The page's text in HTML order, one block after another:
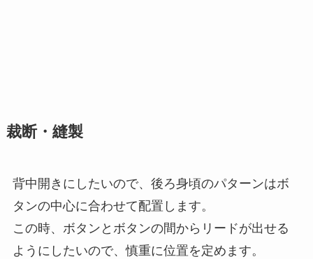
裁断・縫製
背中開きにしたいので、後ろ身頃のパターンはボ
タンの中心に合わせて配置します。
この時、ボタンとボタンの間からリードが出せる
ようにしたいので、慎重に位置を定めます。